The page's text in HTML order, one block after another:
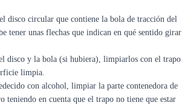
disco circular que contiene la bola de tracción del
tener unas flechas que indican en qué sentido girar
disco y la bola (si hubiera), limpiarlos con el trapo
limpia.
con alcohol, limpiar la parte contenedora de
teniendo en cuenta que el trapo no tiene que estar